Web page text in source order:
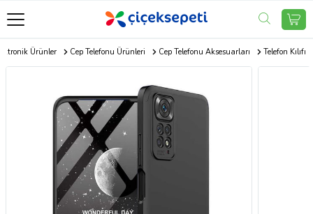
Ürünler Cep Telefonu Ürünleri Cep Telefonu Aksesuarları Telefon Kılıfı